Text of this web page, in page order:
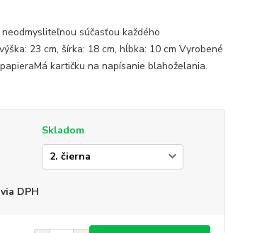
súčasťou každého
23 cm, šírka: 18 cm, hĺbka: 10 cm Vyrobené
kartičku na napísanie blahoželania.
Skladom
DPH